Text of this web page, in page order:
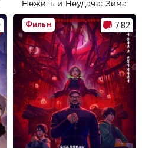
Нежить и Неудача: Зима
Фильм 7.82